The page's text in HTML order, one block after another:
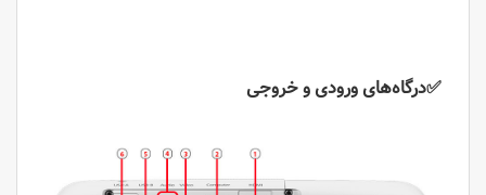
✅درگاه‌های ورودی و خروجی